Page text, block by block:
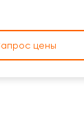
цены